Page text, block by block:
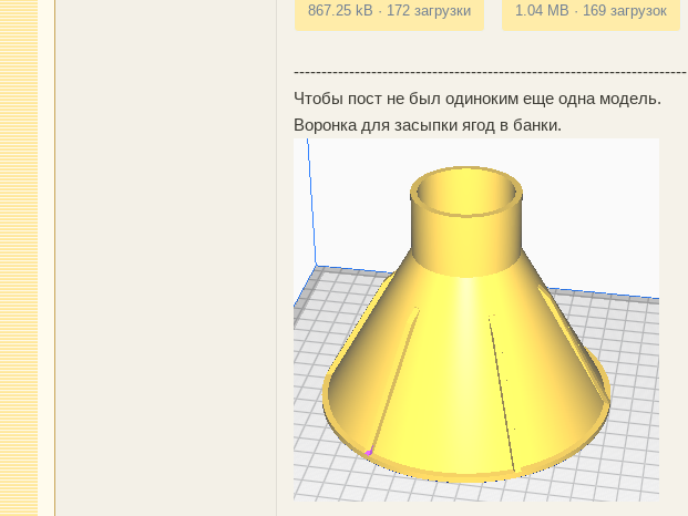
867.25 kB · 172 загрузки 1.04 MB · 169 загрузок
-----------------------------------------------------------------------
Чтобы пост не был одиноким еще одна модель.
Воронка для засыпки ягод в банки.